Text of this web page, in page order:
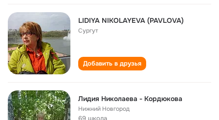
LIDIYA NIKOLAYEVA (PAVLOVA)
Сургут
Добавить в друзья
Лидия Николаева - Кордюкова
Нижний Новгород
69 школа